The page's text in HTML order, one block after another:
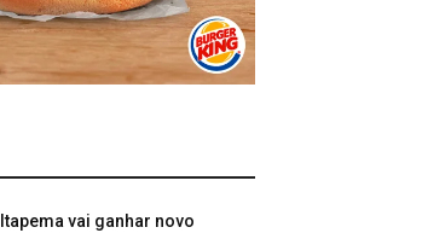
Itapema vai ganhar novo